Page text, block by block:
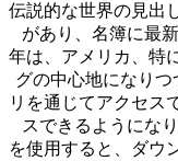
伝説的な世界の見出
があり、名簿に最
年は、アメリカ、特
グの中心地になり
リを通じてアクセス
スできるようにな
を使用すると、ダウ